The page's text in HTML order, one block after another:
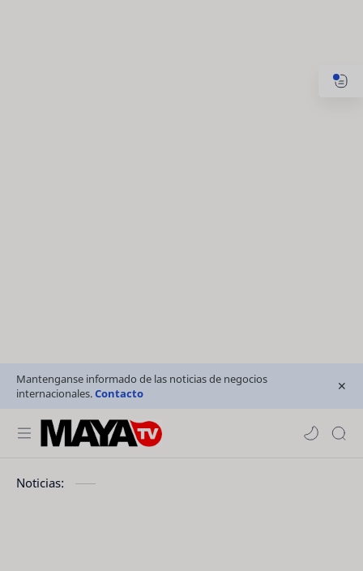
Mantenganse informado de las noticias de negocios
internacionales.Contacto
Noticias: